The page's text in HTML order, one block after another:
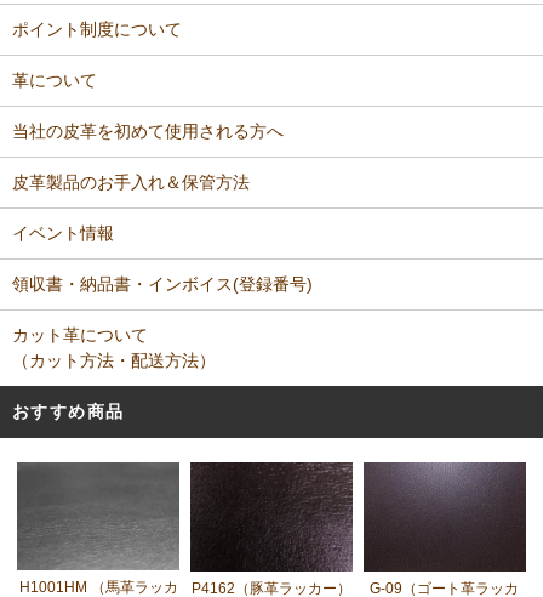
ポイント制度について
革について
当社の皮革を初めて使用される方へ
皮革製品のお手入れ＆保管方法
イベント情報
領収書・納品書・インボイス(登録番号)
カット革について
（カット方法・配送方法）
おすすめ商品
H1001HM （馬革ラッカ
P4162（豚革ラッカー）
G-09（ゴート革ラッカ